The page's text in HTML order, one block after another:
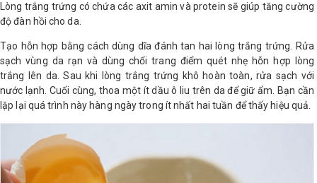
Lòng trắng trứng có chứa các axit amin và protein sẽ giúp tăng cường
độ đàn hồi cho da.
Tạo hỗn hợp bằng cách dùng dĩa đánh tan hai lòng trắng trứng. Rửa
sạch vùng da rạn và dùng chổi trang điểm quét nhẹ hỗn hợp lòng
trắng lên da. Sau khi lòng trắng trứng khô hoàn toàn, rửa sạch với
nước lạnh. Cuối cùng, thoa một ít dầu ô liu trên da để giữ ẩm. Bạn cần
lặp lại quá trình này hàng ngày trong ít nhất hai tuần để thấy hiệu quả.